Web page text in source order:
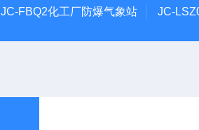
JC-FBQ2化工厂防爆气象站 JC-